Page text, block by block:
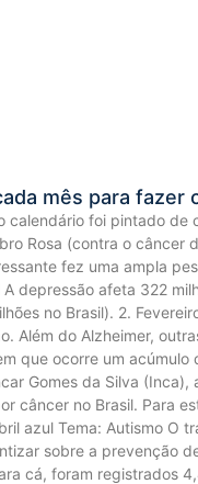
mês para fazer
calendário foi pintado
Rosa (contra o câncer
fez uma ampla
depressão afeta 322
no Brasil). 2.
Além do Alzheimer,
que ocorre um
Gomes da Silva
câncer no Brasil. Para
azul Tema: Autismo O
sobre a prevenção
cá, foram registrados